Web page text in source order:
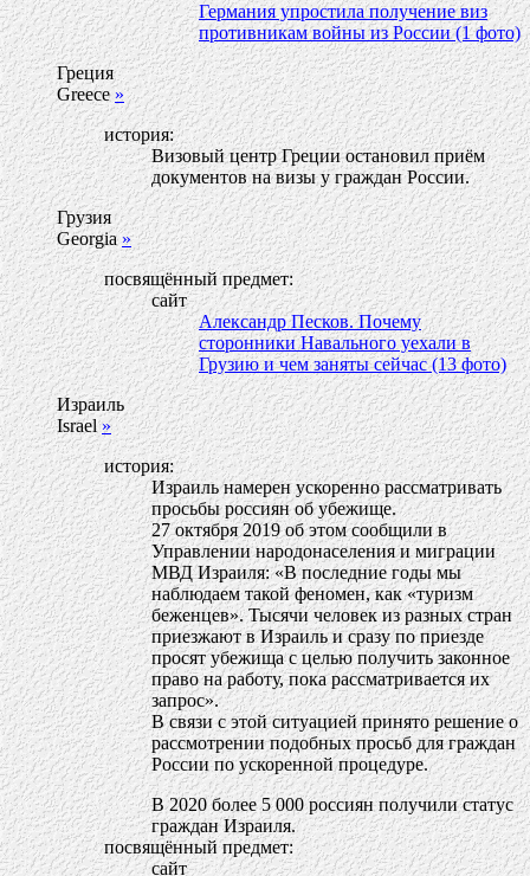
Германия упростила получение виз
противникам войны из России (1 фото)
Греция
Greece»
история:
Визовый центр Греции остановил приём
документов на визы у граждан России.
Грузия
Georgia»
посвящённый предмет:
сайт
Александр Песков. Почему
сторонники Навального уехали в
Грузию и чем заняты сейчас (13 фото)
Израиль
Israel»
история:
Израиль намерен ускоренно рассматривать
просьбы россиян об убежище.
27 октября 2019 об этом сообщили в
Управлении народонаселения и миграции
МВД Израиля: «В последние годы мы
наблюдаем такой феномен, как «туризм
беженцев». Тысячи человек из разных стран
приезжают в Израиль и сразу по приезде
просят убежища с целью получить законное
право на работу, пока рассматривается их
запрос».
В связи с этой ситуацией принято решение о
рассмотрении подобных просьб для граждан
России по ускоренной процедуре.
В 2020 более 5 000 россиян получили статус
граждан Израиля.
посвящённый предмет:
сайт